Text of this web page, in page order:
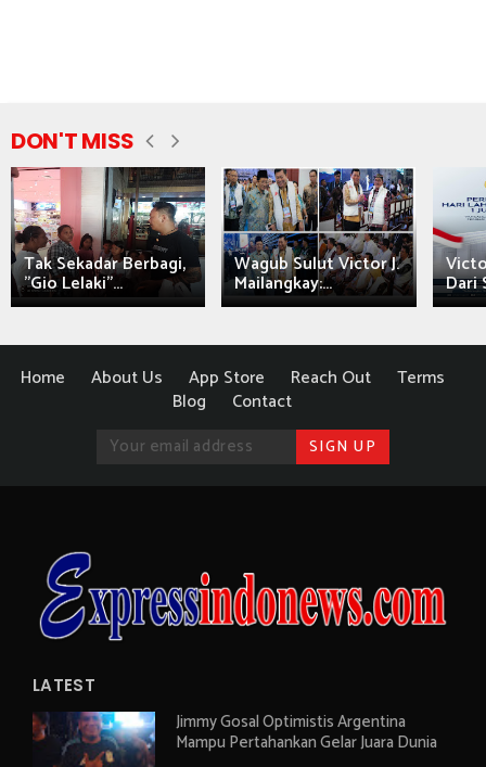
DON'T MISS
Tak Sekadar Berbagi,
"Gio Lelaki"...
Wagub Sulut Victor J.
Mailangkay:... Dari
Home About Us App Store Reach Out
Terms
Blog
Contact
LATEST
Jimmy Gosal Optimistis Argentina
Mampu Pertahankan Gelar Juara Dunia